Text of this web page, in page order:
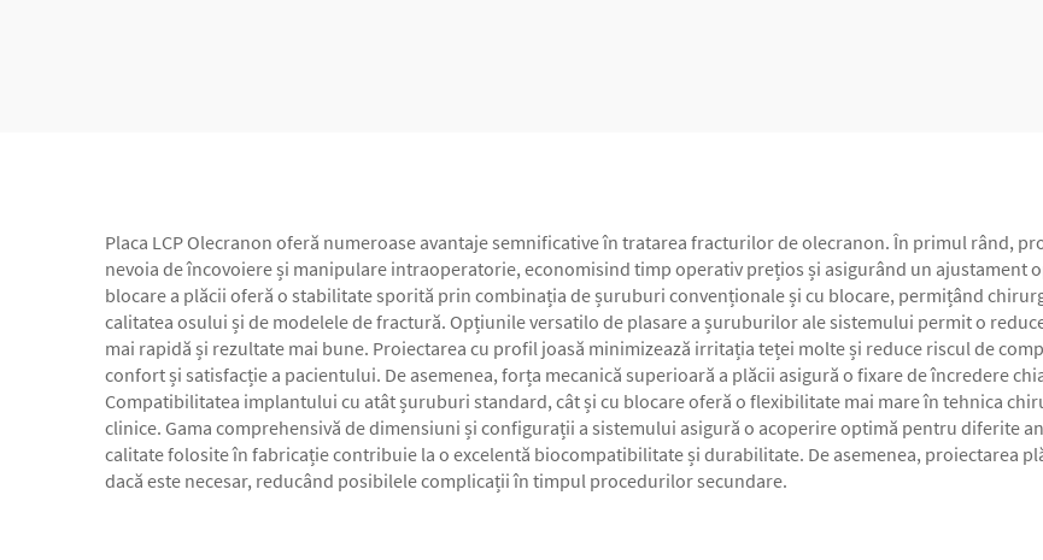
Placa LCP Olecranon oferă numeroase avantaje semnificative în tratarea fracturilor de olecranon. În primul rând,
nevoia de încovoiere și manipulare intraoperatorie, economisind timp operativ prețios și asigurând un ajustament
blocare a plăcii oferă o stabilitate sporită prin combinația de șuruburi convenționale și cu blocare, permițând
calitatea osului și de modelele de fractură. Opțiunile versatilo de plasare a șuruburilor ale sistemului permit o
mai rapidă și rezultate mai bune. Proiectarea cu profil joasă minimizează irritația teței molte și reduce riscul de
confort și satisfacție a pacientului. De asemenea, forța mecanică superioară a plăcii asigură o fixare de încredere
Compatibilitatea implantului cu atât șuruburi standard, cât și cu blocare oferă o flexibilitate mai mare în tehnica
clinice. Gama comprehensivă de dimensiuni și configurații a sistemului asigură o acoperire optimă pentru diferite
calitate folosite în fabricație contribuie la o excelentă biocompatibilitate și durabilitate. De asemenea, proiectarea
dacă este necesar, reducând posibilele complicații în timpul procedurilor secundare.